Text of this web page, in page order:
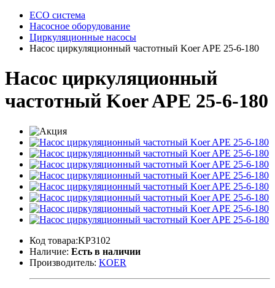
ECO система
Насосное оборудование
Циркуляционные насосы
Насос циркуляционный частотный Koer APE 25-6-180
Насос циркуляционный
частотный Koer APE 25-6-180
Код товара:KP3102
Наличие: Есть в наличии
Производитель: KOER